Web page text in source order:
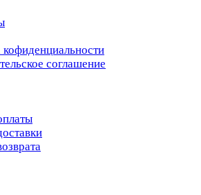
соглашение